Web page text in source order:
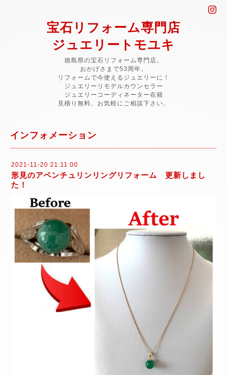
宝石リフォーム専門店
ジュエリートモユキ
徳島県の宝石リフォーム専門店。
おかげさまで53周年。
リフォームで今使えるジュエリーに！
ジュエリーリモデルカウンセラー
ジュエリーコーディネーター在籍
見積り無料。お気軽にご相談下さい。
インフォメーション
2021-11-20 21:11:00
形見のアベンチュリンリングリフォーム 更新しまし
た！